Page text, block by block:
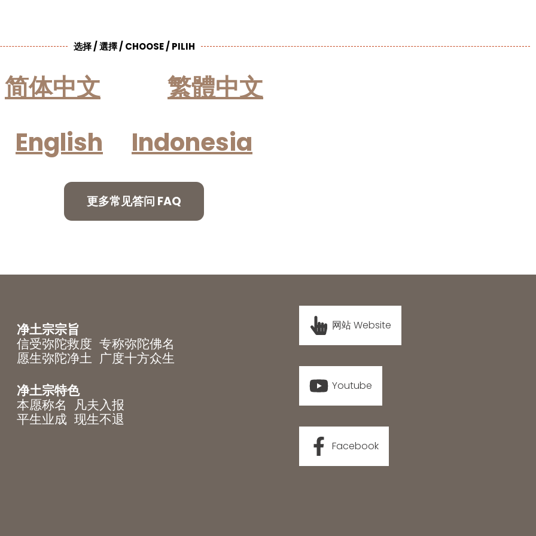
选择 / 選擇 / CHOOSE / PILIH
简体中文
繁體中文
English
Indonesia
更多常见答问 FAQ
净土宗宗旨
信受弥陀救度 专称弥陀佛名
愿生弥陀净土 广度十方众生
净土宗特色
本愿称名 凡夫入报
平生业成 现生不退
网站 Website
Youtube
Facebook